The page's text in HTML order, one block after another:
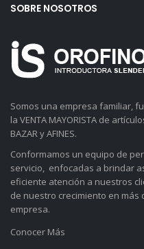
SOBRE NOSOTROS
Somos una empresa familiar,
la VENTA MAYORISTA de
BAZAR y AFINES.
Conformamos un equipo de
servicio, enfocadas a brindar
eficiente atención a nuestros
de nuestro crecimiento en más
empresa.
Conocer Más